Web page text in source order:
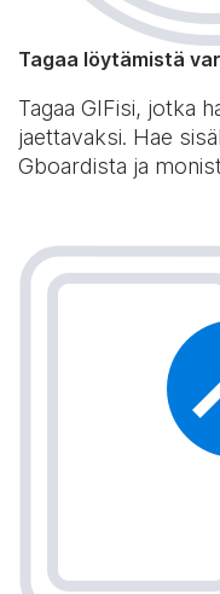
Tagaa löytämistä
Tagaa GIFisi, jotka
jaettavaksi. Hae
Gboardista ja